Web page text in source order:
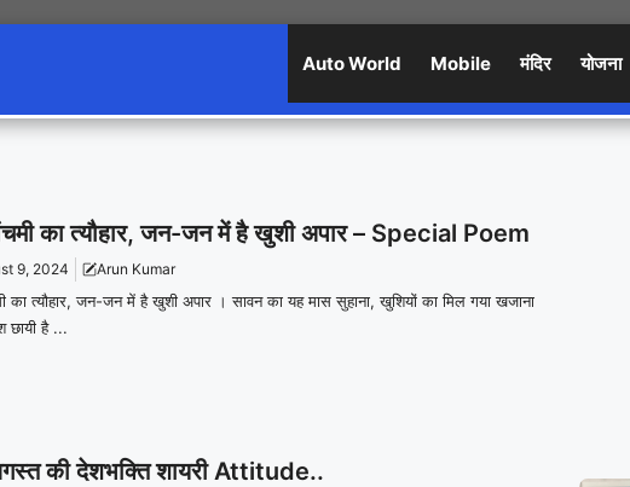
Auto World Mobile मंदिर योजना
का त्यौहार, जन-जन में है खुशी अपार – Special Poem
9, 2024 Arun Kumar
का त्यौहार, जन-जन में है खुशी अपार । सावन का यह मास सुहाना, खुशियों का मिल गया खजाना
छायी है ...
की देशभक्ति शायरी Attitude..